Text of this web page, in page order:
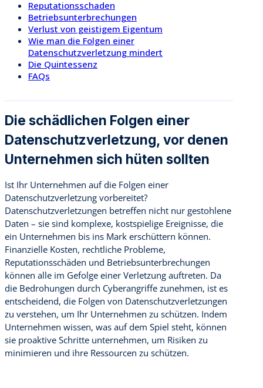
Reputationsschaden
Betriebsunterbrechungen
Verlust von geistigem Eigentum
Wie man die Folgen einer
Datenschutzverletzung mindert
Die Quintessenz
FAQs
Die schädlichen Folgen einer
Datenschutzverletzung, vor denen
Unternehmen sich hüten sollten
Ist Ihr Unternehmen auf die Folgen einer
Datenschutzverletzung vorbereitet?
Datenschutzverletzungen betreffen nicht nur gestohlene
Daten – sie sind komplexe, kostspielige Ereignisse, die
ein Unternehmen bis ins Mark erschüttern können.
Finanzielle Kosten, rechtliche Probleme,
Reputationsschäden und Betriebsunterbrechungen
können alle im Gefolge einer Verletzung auftreten. Da
die Bedrohungen durch Cyberangriffe zunehmen, ist es
entscheidend, die Folgen von Datenschutzverletzungen
zu verstehen, um Ihr Unternehmen zu schützen. Indem
Unternehmen wissen, was auf dem Spiel steht, können
sie proaktive Schritte unternehmen, um Risiken zu
minimieren und ihre Ressourcen zu schützen.